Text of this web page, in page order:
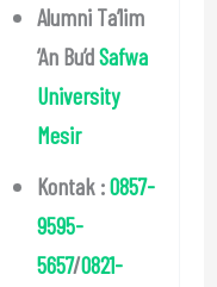
Alumni Ta’lim
‘An Bu’dSafwa
University
Mesir
Kontak :0857-
9595-
5657/0821-